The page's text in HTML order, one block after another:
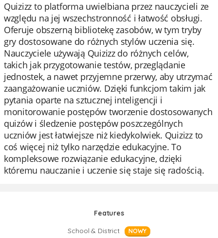
Quizizz to platforma uwielbiana przez nauczycieli ze
względu na jej wszechstronność i łatwość obsługi.
Oferuje obszerną bibliotekę zasobów, w tym tryby
gry dostosowane do różnych stylów uczenia się.
Nauczyciele używają Quizizz do różnych celów,
takich jak przygotowanie testów, przeglądanie
jednostek, a nawet przyjemne przerwy, aby utrzymać
zaangażowanie uczniów. Dzięki funkcjom takim jak
pytania oparte na sztucznej inteligencji i
monitorowanie postępów tworzenie dostosowanych
quizów i śledzenie postępów poszczególnych
uczniów jest łatwiejsze niż kiedykolwiek. Quizizz to
coś więcej niż tylko narzędzie edukacyjne. To
kompleksowe rozwiązanie edukacyjne, dzięki
któremu nauczanie i uczenie się staje się radością.
Features
School & District
NOWY